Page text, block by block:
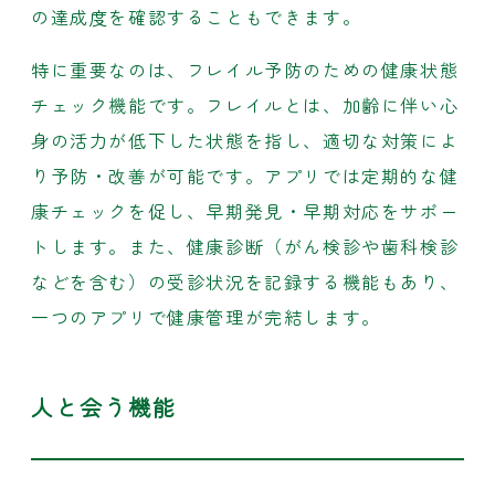
の達成度を確認することもできます。
特に重要なのは、フレイル予防のための健康状態
チェック機能です。フレイルとは、加齢に伴い心
身の活力が低下した状態を指し、適切な対策によ
り予防・改善が可能です。アプリでは定期的な健
康チェックを促し、早期発見・早期対応をサポー
トします。また、健康診断（がん検診や歯科検診
などを含む）の受診状況を記録する機能もあり、
一つのアプリで健康管理が完結します。
人と会う機能